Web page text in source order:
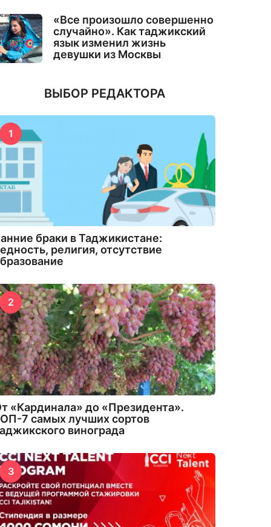
«Все произошло совершенно
случайно». Как таджикский
язык изменил жизнь
девушки из Москвы
ВЫБОР РЕДАКТОРА
1
браки в Таджикистане:
религия, отсутствие
2
«Кардинала» до «Президента».
7 самых лучших сортов
винограда
3